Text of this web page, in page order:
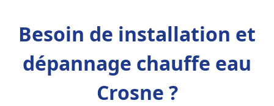
Besoin de installation et
dépannage chauffe eau
Crosne ?